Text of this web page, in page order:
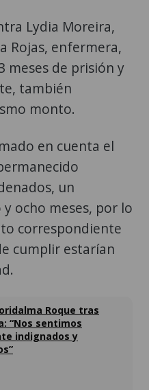
Lydia Moreira,
Rojas, enfermera,
meses de prisión y
también
monto.
en cuenta el
un
ocho meses, por lo
correspondiente
cumplir estarían
Roque tras
“Nos sentimos
indignados y